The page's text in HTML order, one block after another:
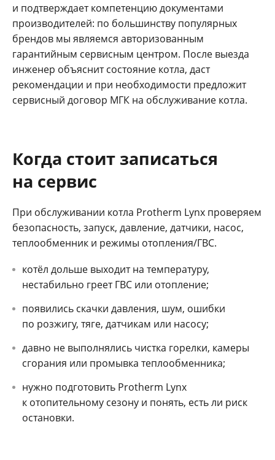
и подтверждает компетенцию документами
производителей: по большинству популярных
брендов мы являемся авторизованным
гарантийным сервисным центром. После выезда
инженер объяснит состояние котла, даст
рекомендации и при необходимости предложит
сервисный договор МГК на обслуживание котла.
Когда стоит записаться
на сервис
При обслуживании котла Protherm Lynx проверяем
безопасность, запуск, давление, датчики, насос,
теплообменник и режимы отопления/ГВС.
котёл дольше выходит на температуру,
нестабильно греет ГВС или отопление;
появились скачки давления, шум, ошибки
по розжигу, тяге, датчикам или насосу;
давно не выполнялись чистка горелки, камеры
сгорания или промывка теплообменника;
нужно подготовить Protherm Lynx
к отопительному сезону и понять, есть ли риск
остановки.